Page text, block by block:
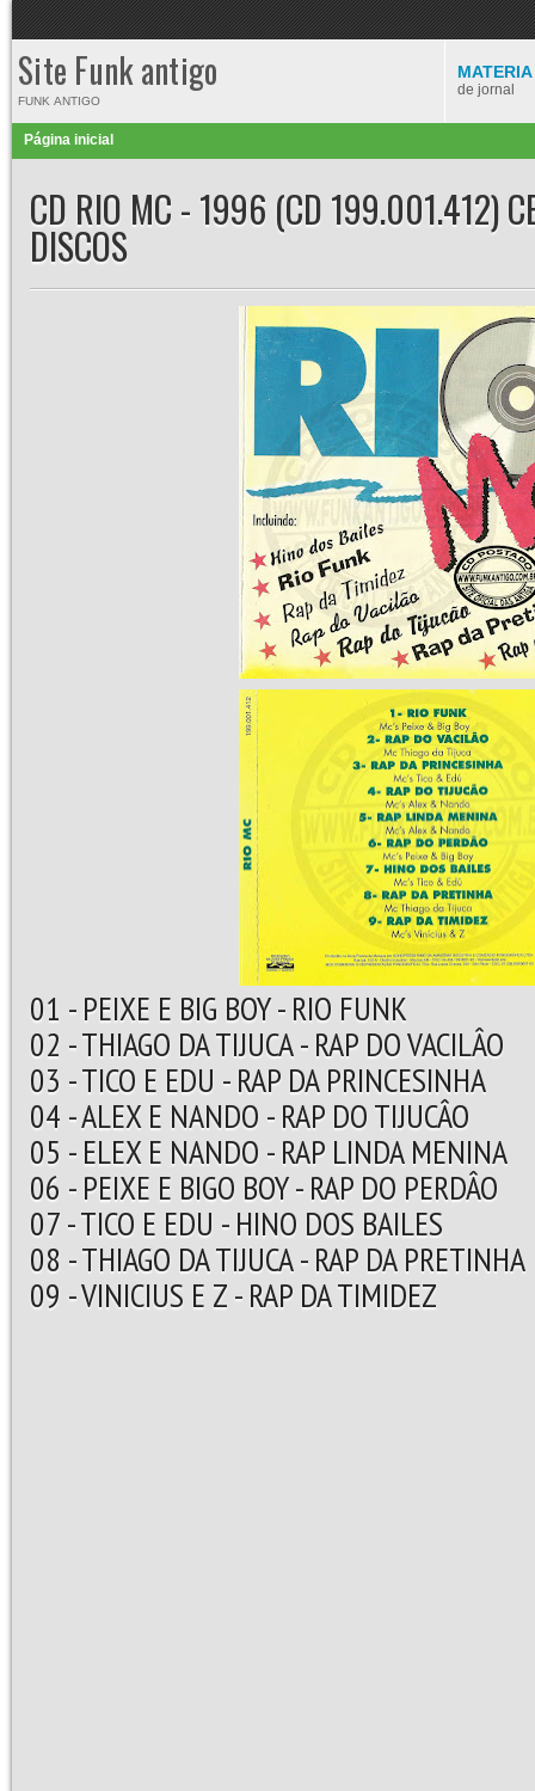
Site Funk antigo
FUNK ANTIGO
MATERIA
de jornal
Página inicial
CD RIO MC - 1996 (CD 199.001.412)
DISCOS
01 - PEIXE E BIG BOY - RIO FUNK
02 - THIAGO DA TIJUCA - RAP DO VACILÂO
03 - TICO E EDU - RAP DA PRINCESINHA
04 - ALEX E NANDO - RAP DO TIJUCÂO
05 - ELEX E NANDO - RAP LINDA MENINA
06 - PEIXE E BIGO BOY - RAP DO PERDÂO
07 - TICO E EDU - HINO DOS BAILES
08 - THIAGO DA TIJUCA - RAP DA PRETINHA
09 - VINICIUS E Z - RAP DA TIMIDEZ